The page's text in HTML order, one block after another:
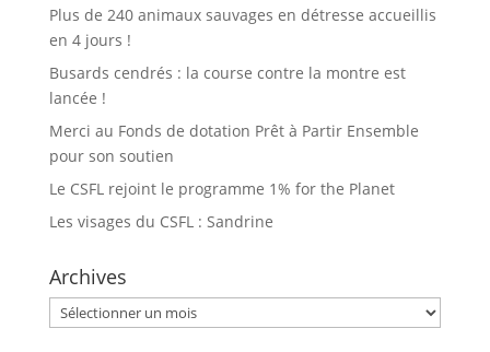
Plus de 240 animaux sauvages en détresse accueillis
en 4 jours !
Busards cendrés : la course contre la montre est
lancée !
Merci au Fonds de dotation Prêt à Partir Ensemble
pour son soutien
Le CSFL rejoint le programme 1% for the Planet
Les visages du CSFL : Sandrine
Archives
Archives